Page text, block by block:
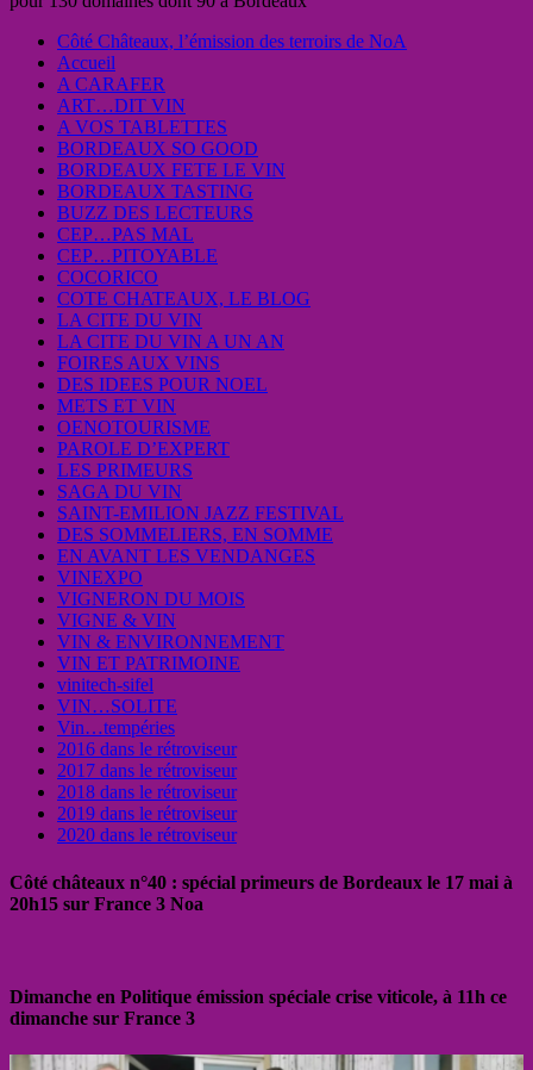
Côté Châteaux, l’émission des terroirs de NoA
Accueil
A CARAFER
ART…DIT VIN
A VOS TABLETTES
BORDEAUX SO GOOD
BORDEAUX FETE LE VIN
BORDEAUX TASTING
BUZZ DES LECTEURS
CEP…PAS MAL
CEP…PITOYABLE
COCORICO
COTE CHATEAUX, LE BLOG
LA CITE DU VIN
LA CITE DU VIN A UN AN
FOIRES AUX VINS
DES IDEES POUR NOEL
METS ET VIN
OENOTOURISME
PAROLE D’EXPERT
LES PRIMEURS
SAGA DU VIN
SAINT-EMILION JAZZ FESTIVAL
DES SOMMELIERS, EN SOMME
EN AVANT LES VENDANGES
VINEXPO
VIGNERON DU MOIS
VIGNE & VIN
VIN & ENVIRONNEMENT
VIN ET PATRIMOINE
vinitech-sifel
VIN…SOLITE
Vin…tempéries
2016 dans le rétroviseur
2017 dans le rétroviseur
2018 dans le rétroviseur
2019 dans le rétroviseur
2020 dans le rétroviseur
Côté châteaux n°40 : spécial primeurs de Bordeaux le 17 mai à
20h15 sur France 3 Noa
Dimanche en Politique émission spéciale crise viticole, à 11h ce
dimanche sur France 3